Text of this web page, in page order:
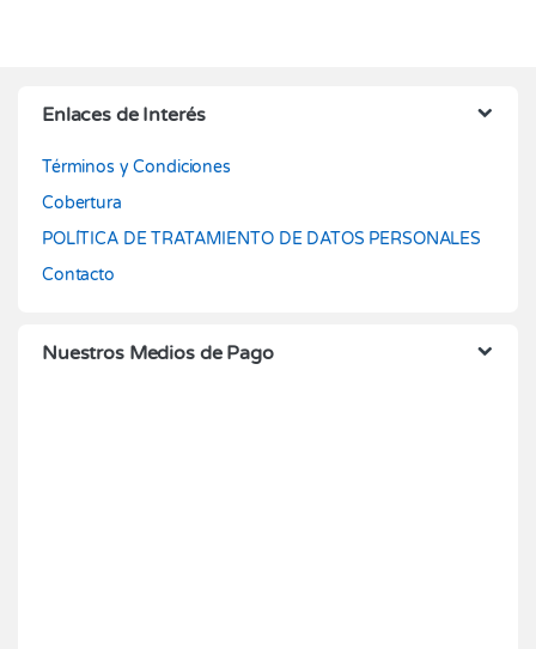
Enlaces de Interés
Términos y Condiciones
Cobertura
POLÍTICA DE TRATAMIENTO DE DATOS PERSONALES
Contacto
Nuestros Medios de Pago